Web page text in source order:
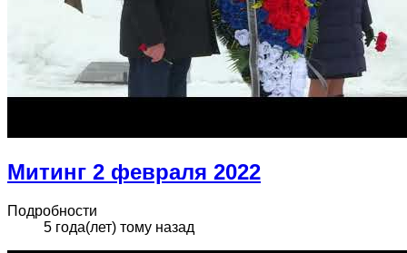
Митинг 2 февраля 2022
Подробности
5 года(лет) тому назад